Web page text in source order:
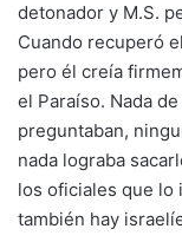
detonador y M.S.
Cuando recuperó
pero él creía
el Paraíso. Nada
preguntaban,
nada lograba
los oficiales que lo
también hay